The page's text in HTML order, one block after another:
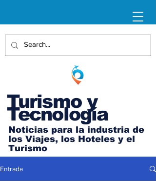
Turismo y
Tecnología
Noticias para la industria de
los Viajes, los Hoteles y el
Turismo
Entrada